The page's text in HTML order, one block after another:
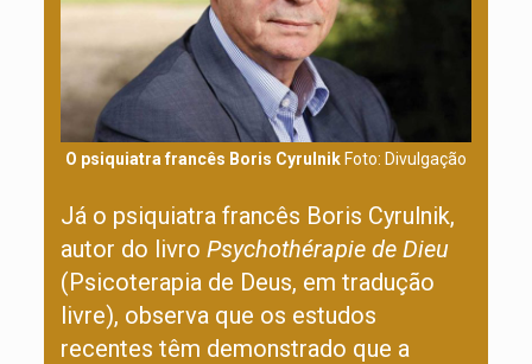
O psiquiatra francês Boris Cyrulnik Foto: Divulgação
Já o psiquiatra francês Boris Cyrulnik,
autor do livro Psychothérapie de Dieu
(Psicoterapia de Deus, em tradução
livre), observa que os estudos
recentes têm demonstrado que a